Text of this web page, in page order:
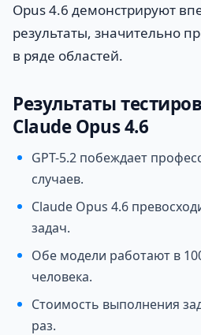
Opus 4.6 демонстрируют
результаты, значительно
в ряде областей.
Результаты
Claude Opus 4.6
GPT-5.2 побеждает
случаев.
Claude Opus 4.6
задач.
Обе модели работают в
человека.
Стоимость выполнения
раз.